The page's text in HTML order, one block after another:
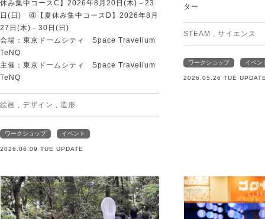
休み集中コースC】2026年8月20日(木)－23
日(日) ④【夏休み集中コースD】2026年8月
27日(木)－30日(日)
会場：東京ドームシティ Space Travelium
TeNQ
主催：東京ドームシティ Space Travelium
TeNQ
絵画 , デザイン , 造形
ワークショップ イベント
2026.06.09 TUE UPDATE
ター
STEAM , サイエンス
ワークショップ イベン
2026.05.26 TUE